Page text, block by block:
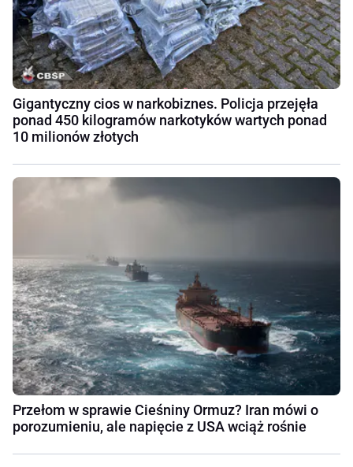
Gigantyczny cios w narkobiznes. Policja przejęła
ponad 450 kilogramów narkotyków wartych ponad
10 milionów złotych
Przełom w sprawie Cieśniny Ormuz? Iran mówi o
porozumieniu, ale napięcie z USA wciąż rośnie